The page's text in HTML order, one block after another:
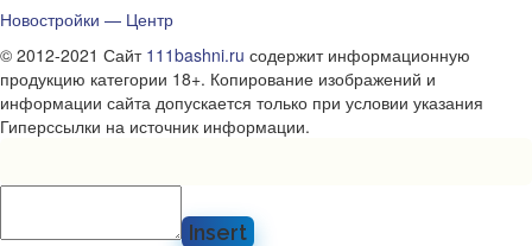
Новостройки — Центр
© 2012-2021 Сайт 111bashni.ru содержит информационную
продукцию категории 18+. Копирование изображений и
информации сайта допускается только при условии указания
Гиперссылки на источник информации.
Insert